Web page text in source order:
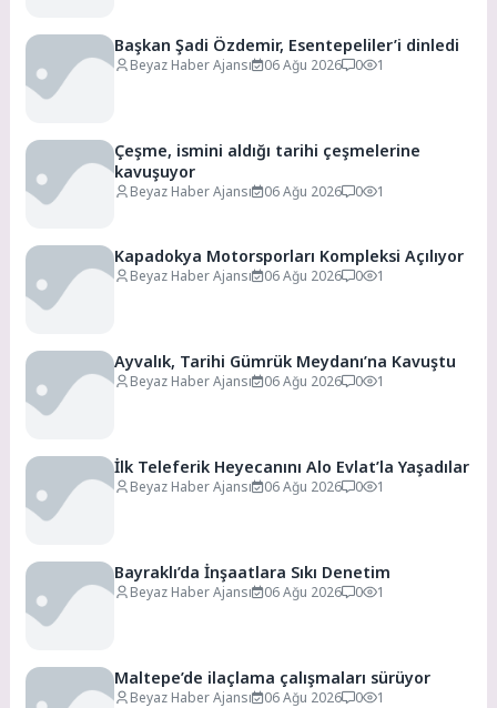
Başkan Şadi Özdemir, Esentepeliler’i dinledi
Beyaz Haber Ajansı 06 Ağu 2026 0 1
Çeşme, ismini aldığı tarihi çeşmelerine
kavuşuyor
Beyaz Haber Ajansı 06 Ağu 2026 0 1
Kapadokya Motorsporları Kompleksi Açılıyor
Beyaz Haber Ajansı 06 Ağu 2026 0 1
Ayvalık, Tarihi Gümrük Meydanı’na Kavuştu
Beyaz Haber Ajansı 06 Ağu 2026 0 1
İlk Teleferik Heyecanını Alo Evlat’la Yaşadılar
Beyaz Haber Ajansı 06 Ağu 2026 0 1
Bayraklı’da İnşaatlara Sıkı Denetim
Beyaz Haber Ajansı 06 Ağu 2026 0 1
Maltepe’de ilaçlama çalışmaları sürüyor
Beyaz Haber Ajansı 06 Ağu 2026 0 1